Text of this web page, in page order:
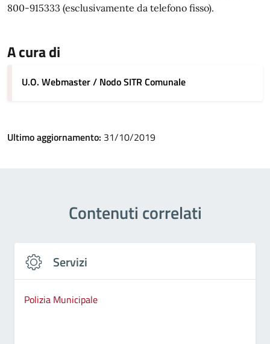
800-915333 (esclusivamente da telefono fisso).
A cura di
U.O. Webmaster / Nodo SITR Comunale
Ultimo aggiornamento: 31/10/2019
Contenuti correlati
Servizi
Polizia Municipale